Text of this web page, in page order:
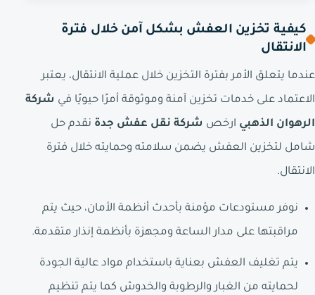
كيفية تخزين العفش بشكل آمن خلال فترة
الانتقال
عندما يتعلق الأمر بفترة التخزين خلال عملية الانتقال، يعتبر
الاعتماد على خدمات تخزين آمنة وموثوقة أمرًا حيويًا في شركة
الرهوان الذهبي ارخص شركة نقل عفش جدة نقدم حل
شامل لتخزين العفش يضمن سلامته وحمايته خلال فترة
الانتقال.
نوفر مستودعات مؤمنة بأحدث أنظمة الأمان، حيث يتم
مراقبتها على مدار الساعة ومجهزة بأنظمة إنذار متقدمة.
يتم تغليف العفش بعناية باستخدام مواد عالية الجودة
لحمايته من الغبار والرطوبة والخدوش كما يتم تنظيم